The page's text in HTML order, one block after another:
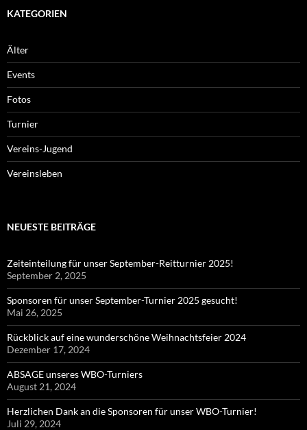
KATEGORIEN
Älter
Events
Fotos
Turnier
Vereins-Jugend
Vereinsleben
NEUESTE BEITRÄGE
Zeiteinteilung für unser September-Reitturnier 2025!
September 2, 2025
Sponsoren für unser September-Turnier 2025 gesucht!
Mai 26, 2025
Rückblick auf eine wunderschöne Weihnachtsfeier 2024
Dezember 17, 2024
ABSAGE unseres WBO-Turniers
August 21, 2024
Herzlichen Dank an die Sponsoren für unser WBO-Turnier!
Juli 29, 2024